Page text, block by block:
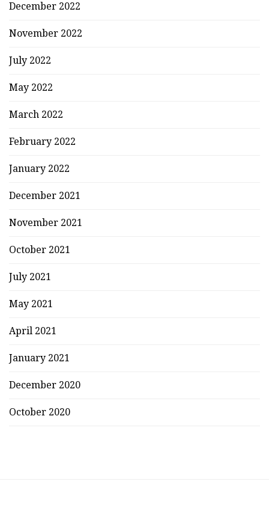
December 2022
November 2022
July 2022
May 2022
March 2022
February 2022
January 2022
December 2021
November 2021
October 2021
July 2021
May 2021
April 2021
January 2021
December 2020
October 2020